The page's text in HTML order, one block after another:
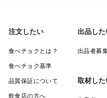
注文したい
食べチョクとは？
食べチョク基準
品質保証について
飲食店の方へ
出品した
出品者募
取材した